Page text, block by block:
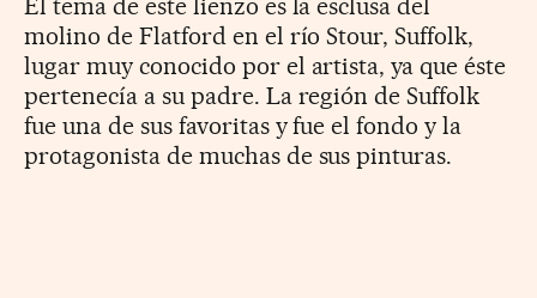
molino de Flatford en el río Stour, Suffolk,
lugar muy conocido por el artista, ya que éste
pertenecía a su padre. La región de Suffolk
fue una de sus favoritas y fue el fondo y la
protagonista de muchas de sus pinturas.